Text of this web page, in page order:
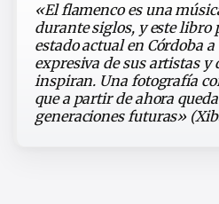
«El flamenco es una
durante siglos, y este libro
estado actual en Córdoba
expresiva de sus artistas y
inspiran. Una fotografía
que a partir de ahora
generaciones futuras»